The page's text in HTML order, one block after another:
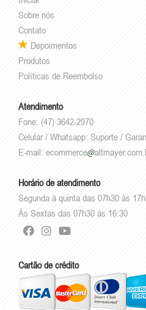
Sobre nós
Contato
Depoimentos
Produtos
Políticas de Reembolso
Atendimento
Fone: (47) 3642-2970
Celular / Whatsapp: Suporte /
E-mail: ecommerce
Horário de atendimento
Segunda à quinta das 07h30 às
Às Sextas das 07h30 às 16:30
Cartão de crédito